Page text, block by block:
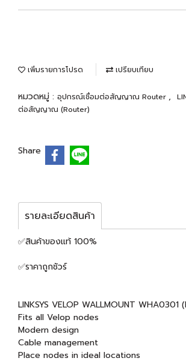
เพิ่มรายการโปรด เปรียบเทียบ
หมวดหมู่ : อุปกรณ์เชื่อมต่อสัญญาณ Router ,
ต่อสัญญาณ (Router)
Share
รายละเอียดสินค้า
✅สินค้าของแท้ 100%
✅ราคาถูกชัวร์
LINKSYS VELOP WALLMOUNT WHA0301
Fits all Velop nodes
Modern design
Cable management
Place nodes in ideal locations